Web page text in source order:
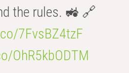
the rules. 🚜 🔗
7FvsBZ4tzF
OhR5kbODTM